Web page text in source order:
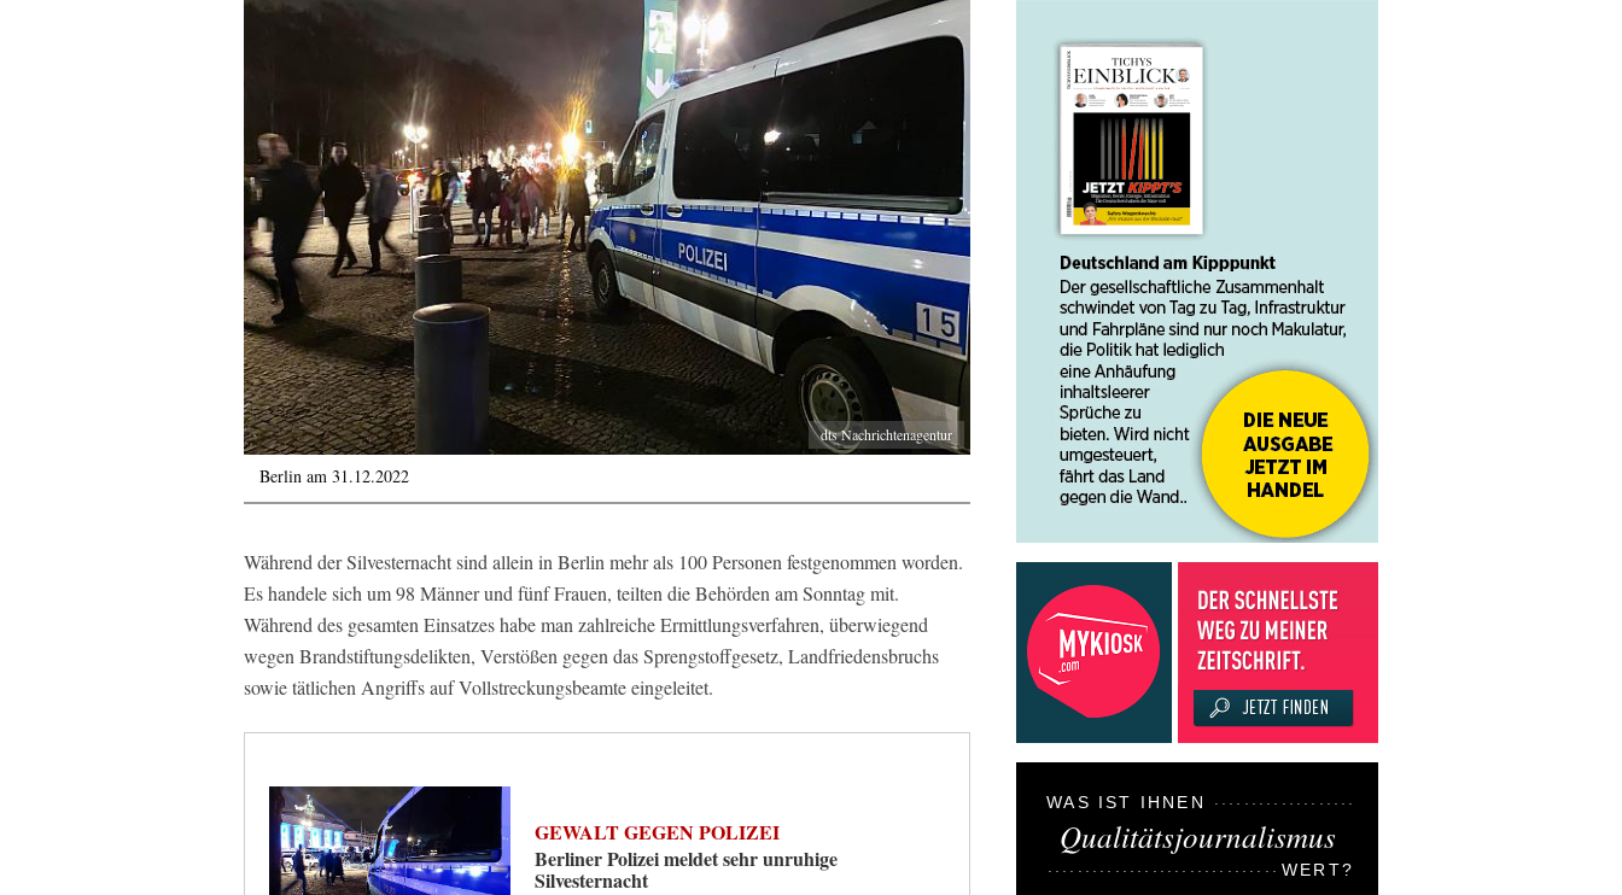
dts Nachrichtenagentur
Berlin am 31.12.2022
Während der Silvesternacht sind allein in Berlin mehr als 100 Personen festgenommen worden.
Es handele sich um 98 Männer und fünf Frauen, teilten die Behörden am Sonntag mit.
Während des gesamten Einsatzes habe man zahlreiche Ermittlungsverfahren, überwiegend
wegen Brandstiftungsdelikten, Verstößen gegen das Sprengstoffgesetz, Landfriedensbruchs
sowie tätlichen Angriffs auf Vollstreckungsbeamte eingeleitet.
GEWALT GEGEN POLIZEI
Berliner Polizei meldet sehr unruhige
Silvesternacht
WAS IST IHNEN
Qualitätsjournalismus
WERT?